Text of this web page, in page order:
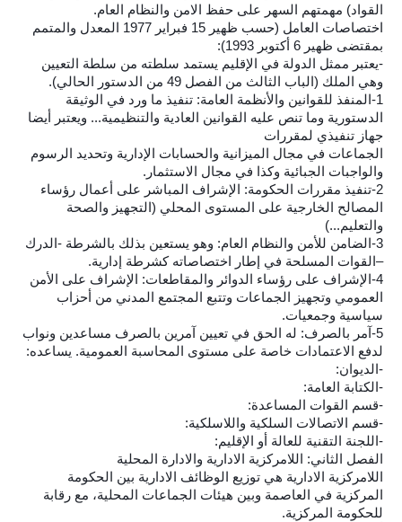
القواد) مهمتهم السهر على حفظ الامن والنظام العام.
اختصاصات العامل (حسب ظهير 15 فبراير 1977 المعدل والمتمم
بمقتضى ظهير 6 أكتوبر 1993):
-يعتبر ممثل الدولة في الإقليم يستمد سلطته من سلطة التعيين
وهي الملك (الباب الثالث من الفصل 49 من الدستور الحالي).
1-المنفذ للقوانين والأنظمة العامة: تنفيذ ما ورد في الوثيقة
الدستورية وما تنص عليه القوانين العادية والتنظيمية... ويعتبر أيضا
جهاز تنفيذي لمقررات
الجماعات في مجال الميزانية والحسابات الإدارية وتحديد الرسوم
والواجبات الجبائية وكذا في مجال الاستثمار.
2-تنفيذ مقررات الحكومة: الإشراف المباشر على أعمال رؤساء
المصالح الخارجية على المستوى المحلي (التجهيز والصحة
والتعليم...)
3-الضامن للأمن والنظام العام: وهو يستعين بذلك بالشرطة -الدرك
–القوات المسلحة في إطار اختصاصاته كشرطة إدارية.
4-الإشراف على رؤساء الدوائر والمقاطعات: الإشراف على الأمن
العمومي وتجهيز الجماعات وتتبع المجتمع المدني من أحزاب
سياسية وجمعيات.
5-آمر بالصرف: له الحق في تعيين آمرين بالصرف مساعدين ونواب
لدفع الاعتمادات خاصة على مستوى المحاسبة العمومية. يساعده:
-الديوان:
-الكتابة العامة:
-قسم القوات المساعدة:
-قسم الاتصالات السلكية واللاسلكية:
-اللجنة التقنية للعالة أو الإقليم:
الفصل الثاني: اللامركزية الادارية والادارة المحلية
اللامركزية الادارية هي توزيع الوظائف الادارية بين الحكومة
المركزية في العاصمة وبين هيئات الجماعات المحلية، مع رقابة
للحكومة المركزية.